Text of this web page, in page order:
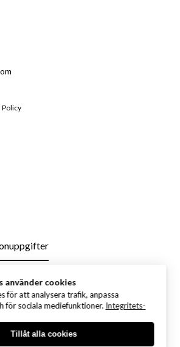
Policy
använder cookies
för att analysera trafik, anpassa
för sociala mediefunktioner. Integritets-
Tillåt alla cookies